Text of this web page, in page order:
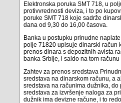
Elektronska poruka SMT 718, u
protivvrednosti deviza, i to po
poruke SMT 718 koje sadrže
dana od 9,30 do 16,00 časova.
Banka u postupku prinudne
polje 71820 upisuje dinarski račun
prenos dinara s depozitnih avista
banka Srbije, i saldo na tom
Zahtev za prenos sredstava
sredstava na dinarskom računu, a
sredstava na računima dužnika,
sredstava za izvršenje naloga za
dužnik ima devizne račune, i to